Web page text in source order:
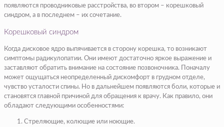
появляются проводниковые расстройства, во втором – корешковый
синдром, а в последнем – их сочетание.
Корешковый синдром
Когда дисковое ядро выпячивается в сторону корешка, то возникают
симптомы радикулопатии. Они имеют достаточно яркое выражение и
заставляют обратить внимание на состояние позвоночника. Поначалу
может ощущаться неопределенный дискомфорт в грудном отделе,
чувство усталости спины. Но в дальнейшем появляются боли, которые и
становятся главной причиной для обращения к врачу. Как правило, они
обладают следующими особенностями:
Стреляющие, колющие или ноющие.